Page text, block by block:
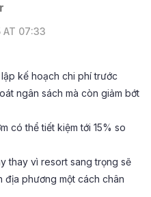
AT 07:33
kế hoạch chi phí trước
ngân sách mà còn giảm bớt
có thể tiết kiệm tới 15% so
thay vì resort sang trọng sẽ
địa phương một cách chân